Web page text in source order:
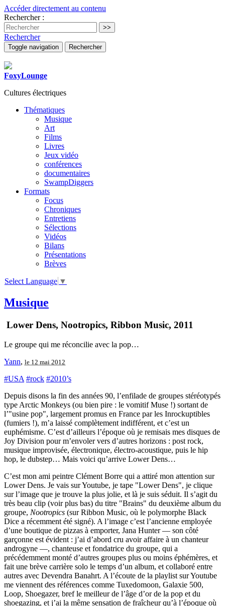
Accéder directement au contenu
Rechercher :
Rechercher
Toggle navigation Rechercher
FoxyLounge
Cultures électriques
Thématiques
Musique
Art
Films
Livres
Jeux vidéo
conférences
documentaires
SwampDiggers
Formats
Focus
Chroniques
Entretiens
Sélections
Vidéos
Bilans
Présentations
Brèves
Select Language ▼
Musique
Lower Dens, Nootropics, Ribbon Music, 2011
Le groupe qui me réconcilie avec la pop…
Yann, le 12 mai 2012
#USA #rock #2010’s
Depuis disons la fin des années 90, l’enfilade de groupes stéréotypés
type Arctic Monkeys (ou bien pire : le vomitif Muse !) sortant de
l’"usine pop", largement promus en France par les Inrockuptibles
(fumiers !), m’a laissé complètement indifférent, et c’est un
euphémisme. C’est d’ailleurs l’époque où je remisais mes disques de
Joy Division pour m’envoler vers d’autres horizons : post rock,
musique improvisée, électronique, électro-acoustique, puis le hip
hop, le dubstep… Mais voici qu’arrive Lower Dens…
C’est mon ami peintre Clément Borre qui a attiré mon attention sur
Lower Dens. Je vais sur Youtube, je tape "Lower Dens", je clique
sur l’image que je trouve la plus jolie, et là je suis séduit. Il s’agit du
très beau clip (voir plus bas) du titre "Brains" du deuxième album du
groupe, Nootropics (sur Ribbon Music, où le polymorphe Black
Dice a récemment été signé). A l’image c’est l’ancienne employée
d’une boutique de pizzas à emporter, Jana Hunter — son côté
garçonne est évident : j’ai d’abord cru avoir affaire à un chanteur
androgyne —, chanteuse et fondatrice du groupe, qui a
précédemment monté d’autres groupes plus ou moins éphémères, et
fait une brève carrière solo le temps d’un album, et collaboré entre
autres avec Devendra Banahrt. A l’écoute de la playlist sur Youtube
me viennent des références comme Tuxedomoon, Galaxie 500,
Loop, Shoegazer, bref le meilleur de l’âge d’or de la pop et du
shoegazing, et j’ai la même sensation de fraîcheur qu’à l’époque où